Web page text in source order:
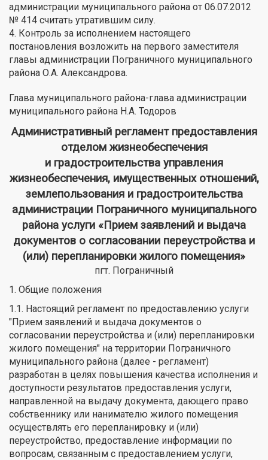
администрации муниципального района от 06.07.2012
№ 414 считать утратившим силу.
4. Контроль за исполнением настоящего
постановления возложить на первого заместителя
главы администрации Пограничного муниципального
района О.А. Александрова.
Глава муниципального района-глава администрации
муниципального района Н.А. Тодоров
Административный регламент предоставления
отделом жизнеобеспечения
и градостроительства управления
жизнеобеспечения, имущественных отношений,
землепользования и градостроительства
администрации Пограничного муниципального
района услуги «Прием заявлений и выдача
документов о согласовании переустройства и
(или) перепланировки жилого помещения»
пгт. Пограничный
1. Общие положения
1.1. Настоящий регламент по предоставлению услуги
"Прием заявлений и выдача документов о
согласовании переустройства и (или) перепланировки
жилого помещения" на территории Пограничного
муниципального района (далее - регламент)
разработан в целях повышения качества исполнения и
доступности результатов предоставления услуги,
направленной на выдачу документа, дающего право
собственнику или нанимателю жилого помещения
осуществлять его перепланировку и (или)
переустройство, предоставление информации по
вопросам, связанным с предоставлением услуги,